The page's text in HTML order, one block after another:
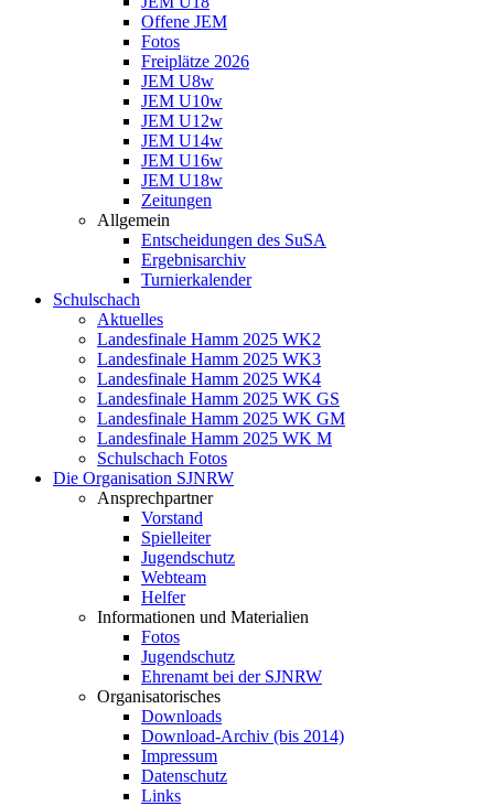
Offene JEM
Fotos
Freiplätze 2026
JEM U8w
JEM U10w
JEM U12w
JEM U14w
JEM U16w
JEM U18w
Zeitungen
Allgemein
Entscheidungen des SuSA
Ergebnisarchiv
Turnierkalender
Schulschach
Aktuelles
Landesfinale Hamm 2025 WK2
Landesfinale Hamm 2025 WK3
Landesfinale Hamm 2025 WK4
Landesfinale Hamm 2025 WK GS
Landesfinale Hamm 2025 WK GM
Landesfinale Hamm 2025 WK M
Schulschach Fotos
Die Organisation SJNRW
Ansprechpartner
Vorstand
Spielleiter
Jugendschutz
Webteam
Helfer
Informationen und Materialien
Fotos
Jugendschutz
Ehrenamt bei der SJNRW
Organisatorisches
Downloads
Download-Archiv (bis 2014)
Impressum
Datenschutz
Links